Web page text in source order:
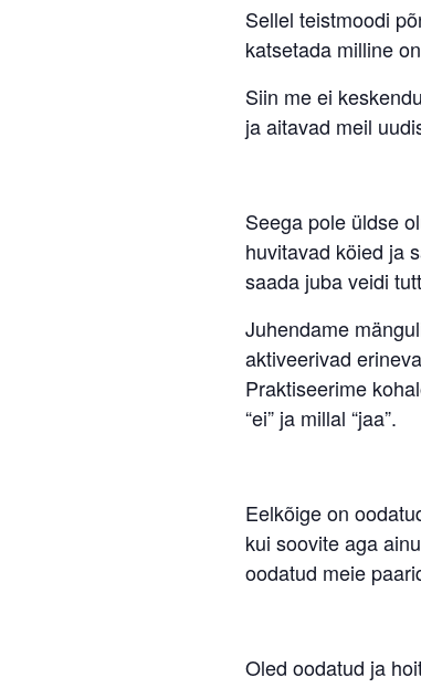
Sellel teistmoodi
katsetada milline
Siin me ei
ja aitavad meil
Seega pole üldse
huvitavad köied ja
saada juba veidi
Juhendame
aktiveerivad
Praktiseerime
“ei” ja millal “jaa”.
Eelkõige on
kui soovite aga
oodatud meie
Oled oodatud ja